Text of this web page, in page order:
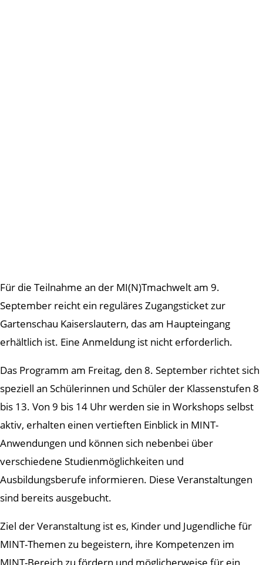
Für die Teilnahme an der MI(N)Tmachwelt am 9.
September reicht ein reguläres Zugangsticket zur
Gartenschau Kaiserslautern, das am Haupteingang
erhältlich ist. Eine Anmeldung ist nicht erforderlich.
Das Programm am Freitag, den 8. September richtet sich
speziell an Schülerinnen und Schüler der Klassenstufen 8
bis 13. Von 9 bis 14 Uhr werden sie in Workshops selbst
aktiv, erhalten einen vertieften Einblick in MINT-
Anwendungen und können sich nebenbei über
verschiedene Studienmöglichkeiten und
Ausbildungsberufe informieren. Diese Veranstaltungen
sind bereits ausgebucht.
Ziel der Veranstaltung ist es, Kinder und Jugendliche für
MINT-Themen zu begeistern, ihre Kompetenzen im
MINT-Bereich zu fördern und möglicherweise für ein